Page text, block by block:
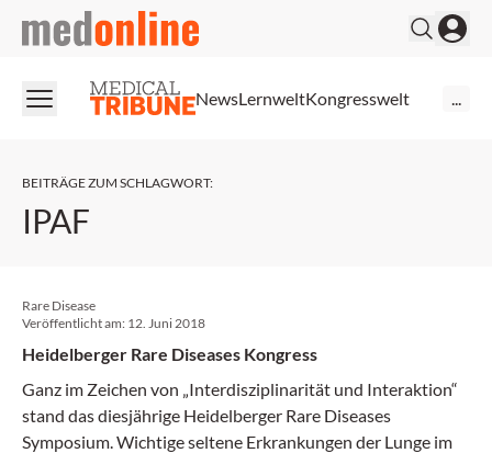
medonline
NewsLernweltKongresswelt
BEITRÄGE ZUM SCHLAGWORT:
IPAF
Rare Disease
Veröffentlicht am: 12. Juni 2018
Heidelberger Rare Diseases Kongress
Ganz im Zeichen von „Interdisziplinarität und Interaktion“
stand das diesjährige Heidelberger Rare Diseases
Symposium. Wichtige seltene Erkrankungen der Lunge im